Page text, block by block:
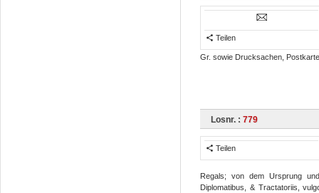
Teilen
Gr. sowie Drucksachen,
Losnr. : 779
Teilen
Regals; von dem Ursprung
Diplomatibus, & Tractatoriis,